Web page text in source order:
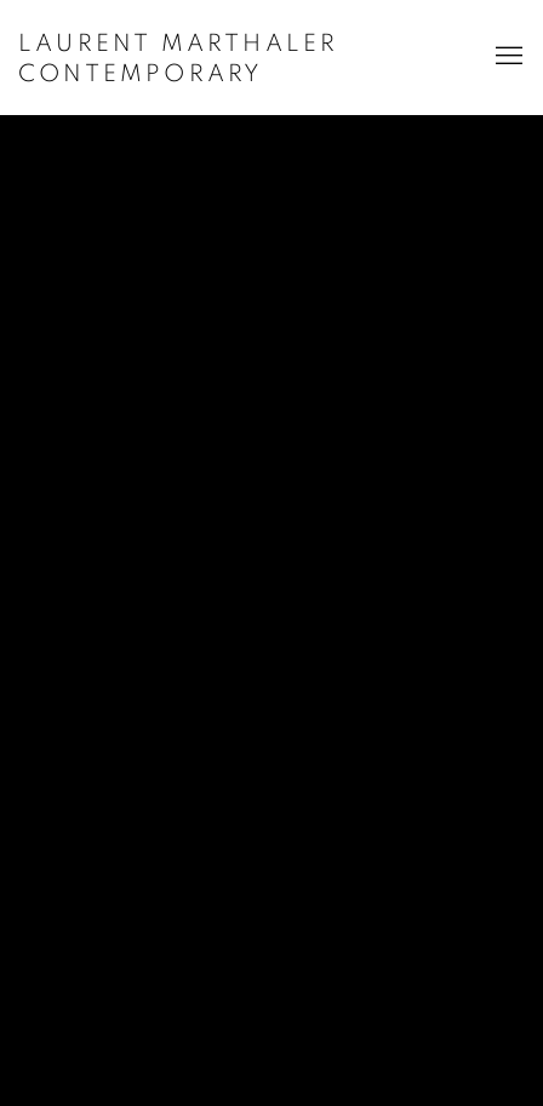
LAURENT MARTHALER
CONTEMPORARY